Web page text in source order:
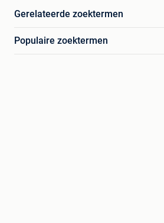
Gerelateerde zoektermen
Populaire zoektermen